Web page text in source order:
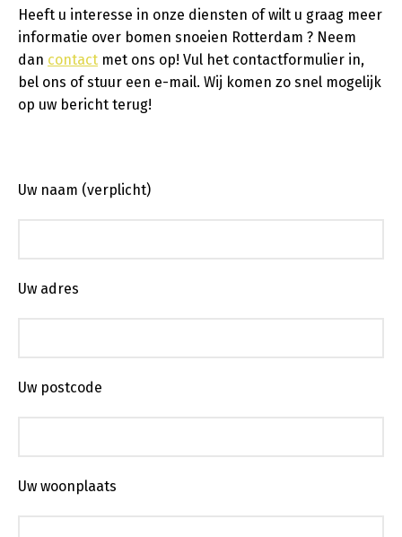
Heeft u interesse in onze diensten of wilt u graag meer
informatie over bomen snoeien Rotterdam ? Neem
dan contact met ons op! Vul het contactformulier in,
bel ons of stuur een e-mail. Wij komen zo snel mogelijk
op uw bericht terug!
Uw naam (verplicht)
Uw adres
Uw postcode
Uw woonplaats